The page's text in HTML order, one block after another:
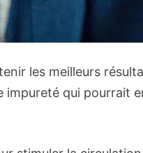
les meilleurs
impureté qui pourrait